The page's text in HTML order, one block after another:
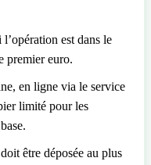
l’opération est dans le
premier euro.
en ligne via le service
limité pour les
être déposée au plus